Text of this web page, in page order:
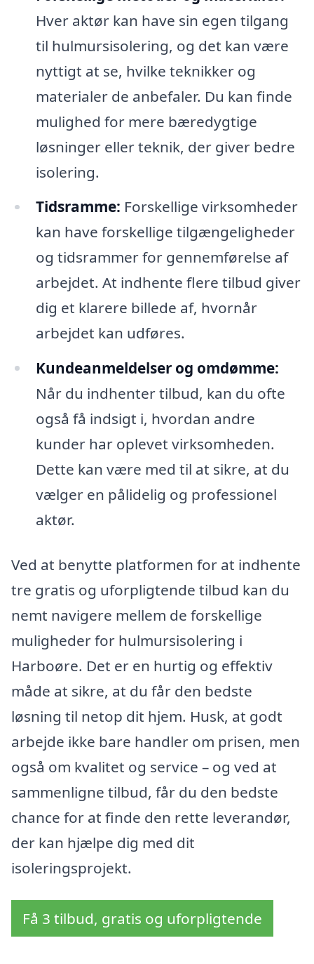
Hver aktør kan have sin egen tilgang
til hulmursisolering, og det kan være
nyttigt at se, hvilke teknikker og
materialer de anbefaler. Du kan finde
mulighed for mere bæredygtige
løsninger eller teknik, der giver bedre
isolering.
Tidsramme: Forskellige virksomheder
kan have forskellige tilgængeligheder
og tidsrammer for gennemførelse af
arbejdet. At indhente flere tilbud giver
dig et klarere billede af, hvornår
arbejdet kan udføres.
Kundeanmeldelser og omdømme:
Når du indhenter tilbud, kan du ofte
også få indsigt i, hvordan andre
kunder har oplevet virksomheden.
Dette kan være med til at sikre, at du
vælger en pålidelig og professionel
aktør.
Ved at benytte platformen for at indhente
tre gratis og uforpligtende tilbud kan du
nemt navigere mellem de forskellige
muligheder for hulmursisolering i
Harboøre. Det er en hurtig og effektiv
måde at sikre, at du får den bedste
løsning til netop dit hjem. Husk, at godt
arbejde ikke bare handler om prisen, men
også om kvalitet og service – og ved at
sammenligne tilbud, får du den bedste
chance for at finde den rette leverandør,
der kan hjælpe dig med dit
isoleringsprojekt.
Få 3 tilbud, gratis og uforpligtende